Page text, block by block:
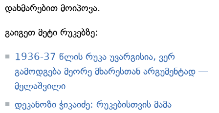
დახმარებით მოიპოვა.
გაიგეთ მეტი რუკებზე:
1936-37 წლის რუკა უვარგისია, ვერ
გამოდგება მეორე მხარესთან არგუმენტად —
მელაშვილი
დეკანოზი ჭიკაიძე: რუკებისთვის მამა